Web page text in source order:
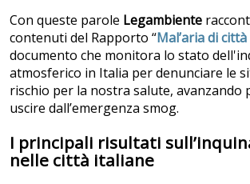
Con queste parole Legambiente
contenuti del Rapporto “Mal’aria di
documento che monitora lo stato
atmosferico in Italia per denunciare le
rischio per la nostra salute, avanzando
uscire dall’emergenza smog.
I principali risultati
nelle città italiane